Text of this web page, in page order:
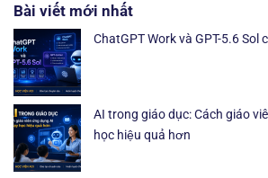
Bài viết mới nhất
ChatGPT Work và GPT-5.6 Sol
AI trong giáo dục: Cách giáo
học hiệu quả hơn